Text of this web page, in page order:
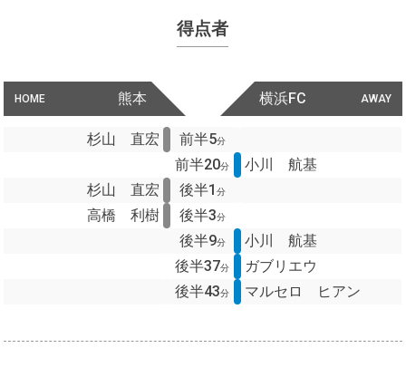
得点者
HOME 熊本 AWAY
横浜FC
杉山 直宏 前半5分
前半20分
小川 航基
杉山 直宏
後半1 分
高橋 利樹 後半3分
後半9分
小川 航基
後半37分
ガブリエウ
後半43分 マルセロ ヒアン